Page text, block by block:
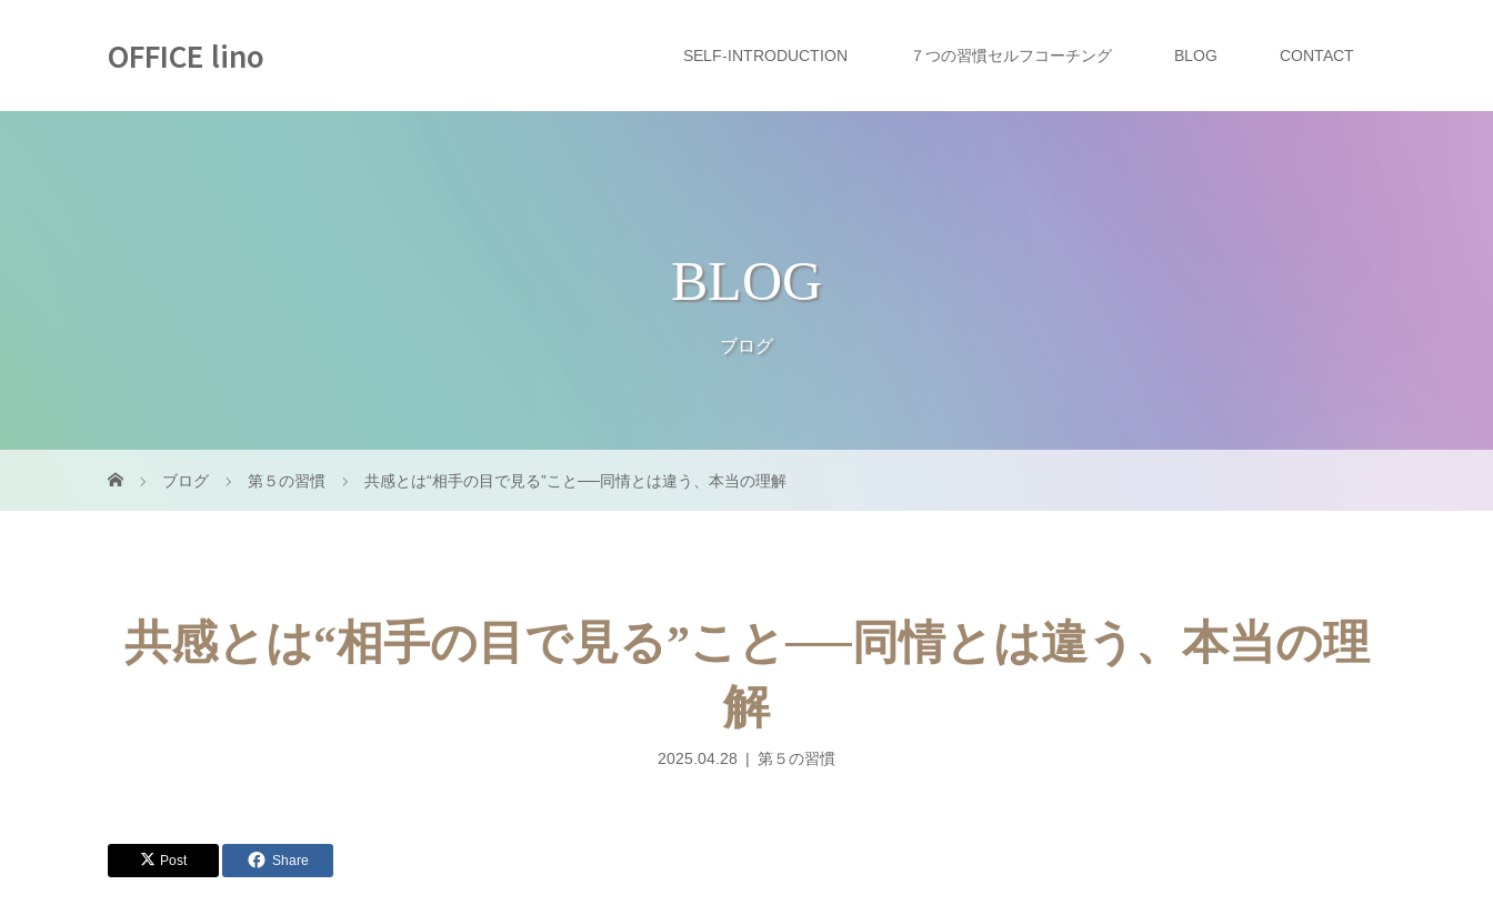
OFFICE lino SELF-INTRODUCTION ７つの習慣セルフコーチング BLOG CONTACT
BLOG
ブログ
ブログ 第５の習慣 共感とは“相手の目で見る”こと──同情とは違う、本当の理解
共感とは“相手の目で見る”こと──同情とは違う、本当の理
解
2025.04.28 第５の習慣
Post Share